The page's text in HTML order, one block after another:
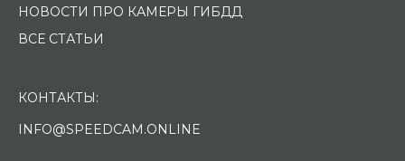
НОВОСТИ ПРО КАМЕРЫ ГИБДД
ВСЕ СТАТЬИ
КОНТАКТЫ:
INFO@SPEEDCAM.ONLINE